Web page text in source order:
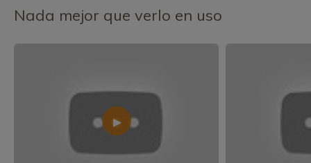
Nada mejor que verlo en uso